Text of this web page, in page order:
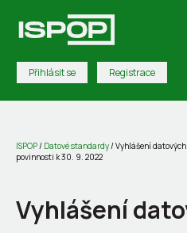
Přihlásit se Registrace
ISPOP/ Datové standardy/Vyhlášení
povinnosti k 30. 9. 2022
Vyhlášení